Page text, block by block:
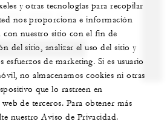
(506) 2696-0000
CONTÁCTENOS
y otras tecnologías para recopilar
nos proporciona e información
con nuestro sitio con el fin de
del sitio, analizar el uso del sitio y
de marketing. Si es usuario
no almacenamos cookies ni otras
que lo rastreen en
de terceros. Para obtener más
nuestro Aviso de Privacidad.